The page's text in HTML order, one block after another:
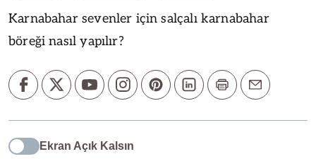
Karnabahar sevenler için salçalı karnabahar
böreği nasıl yapılır?
Ekran Açık Kalsın